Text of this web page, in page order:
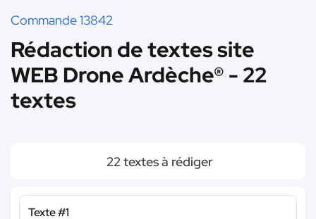
Commande 13842
Rédaction de textes site
WEB Drone Ardèche® - 22
textes
22 textes à rédiger
Texte #1